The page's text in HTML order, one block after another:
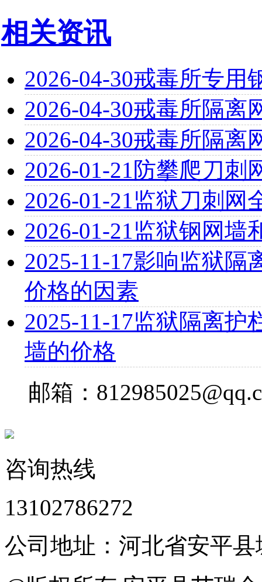
相关资讯
2026-04-30戒毒所专用
2026-04-30戒毒所隔离
2026-04-30戒毒所隔离
2026-01-21 防攀爬刀刺
2026-01-21监狱刀刺网
2026-01-21监狱钢网墙
2025-11-17影响监狱隔
价格的因素
2025-11-17监狱隔离护
墙的价格
邮箱：
咨询热线
13102786272
公司地址：河北省安平